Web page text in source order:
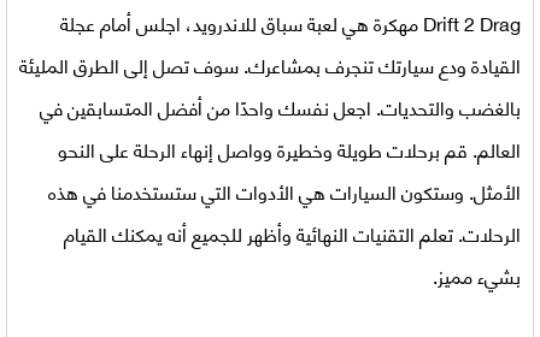
Drift 2 Drag مهكرة
هي لعبة سباق للاندرويد، اجلس أمام عجلة
القيادة ودع سيارتك تنجرف بمشاعرك. سوف تصل إلى الطرق المليئة
بالغضب والتحديات. اجعل نفسك واحدًا من أفضل المتسابقين في
العالم. قم برحلات طويلة وخطيرة وواصل إنهاء الرحلة على النحو
الأمثل. وستكون السيارات هي الأدوات التي ستستخدمنا في هذه
الرحلات. تعلم التقنيات النهائية وأظهر للجميع أنه يمكنك القيام
بشيء مميز.